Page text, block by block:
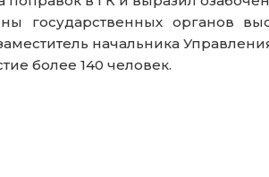
органов
начальника
более 140 человек.